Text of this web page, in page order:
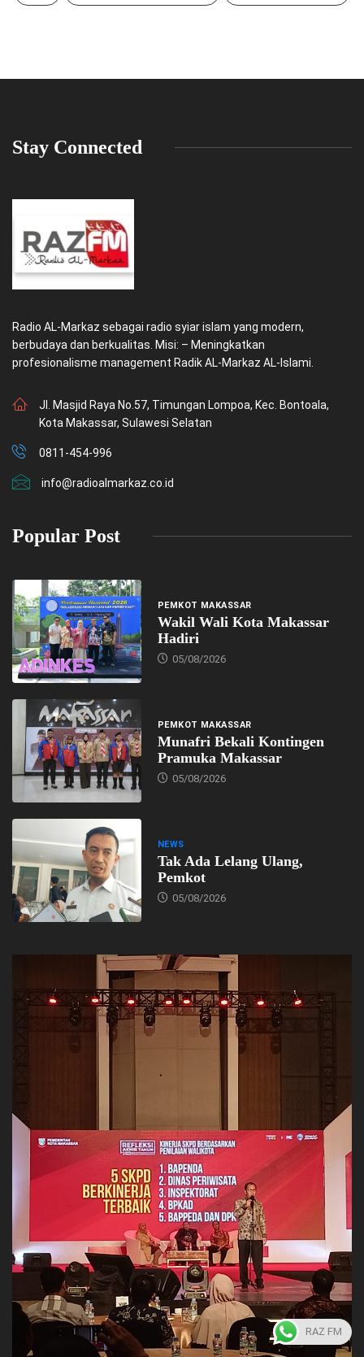
Stay Connected
Radio AL-Markaz sebagai radio syiar islam yang modern,
berbudaya dan berkualitas. Misi: – Meningkatkan
profesionalisme management Radik AL-Markaz AL-Islami.
Jl. Masjid Raya No.57, Timungan Lompoa, Kec. Bontoala,
Kota Makassar, Sulawesi Selatan
0811-454-996
info@radioalmarkaz.co.id
Popular Post
PEMKOT MAKASSAR
Wakil Wali Kota Makassar
Hadiri
05/08/2026
PEMKOT MAKASSAR
Munafri Bekali Kontingen
Pramuka Makassar
05/08/2026
NEWS
Tak Ada Lelang Ulang,
Pemkot
05/08/2026
RAZ FM